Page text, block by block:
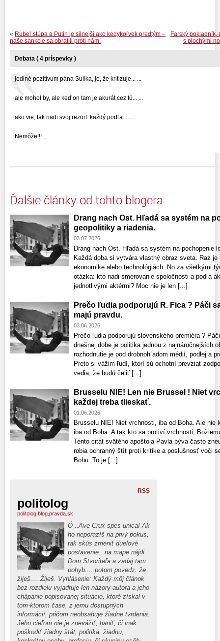
Farský
s plochými
« Rubeľ stúpa a Putin je silnejší ako kedykoľvek predtým –
naše sankcie sa obrátili proti nám.
Debata ( 4 príspevky )
jediné pozitívum pána Sulíka, je, že kritizuje... ...
ale mohol by, ale keď on tam je akurát cez tú... ...
ako vie, tak riadi svoj rezort. každý podľa... ...
Nemôže!!! ...
Ďalšie články od tohto blogera
Drang nach Ost. Hľadá sa systém na
geopolitiky a riadenia.
03.07.2026
Drang nach Ost. Hľadá sa systém na pochopenie
Každá doba si vytvára vlastný obraz sveta. Raz
ekonomike alebo technológiách. No za všetkými
otázka: kto riadi smerovanie spoločnosti a podľa
jednotlivými aktérmi? Moc nie je len [...]
Prečo ľudia podporujú R. Fica ? Páči
majú pravdu.
03.06.2026
Prečo ľudia podporujú slovenského premiéra ?
dnešnej dobe je politika jednou z najnáročnejších
rozhodnutie je pod drobnohľadom médií, podlej a
Preto si vážim ľudí, ktorí sú ochotní prevziať
vedia, že budú čeliť [...]
Brusselu NIE! Len nie Brussel ! Niet
každej treba tlieskať.
01.06.2026
Brusselu NIE! Niet vrchnosti, iba od Boha. Ale nie
iba od Boha. A tak kto sa protiví vrchnosti,
Tento citát svätého apoštola Pavla býva často
robia ochranný štít proti kritike a poslušnosť voči
Bohu. To je [...]
RSS
politolog
politolog.blog.pravda.sk
Ó ..Ave Crux spes unica! Ak
ho neporazíš na prvý pokus,
tak skús zmeniť duelové
postavenie...na mape nájdi
Dom Stvoriteľa a zadaj tam
pohyb.... potom povedz. že
žiješ.....Žiješ. Vyhlásenie: Každý môj článok
bez rozdielu vyjadruje len názory autora a jeho
chápanie popisovanej situácie, ktoré získal v
tom-ktorom čase, z jemu dostupných
informácií, pričom neobsahuje žiadne tvrdenia.
Jeho cieľom nie je znevážiť, haniť, či inak
poškodiť žiadny štát, politika, žiadnu,